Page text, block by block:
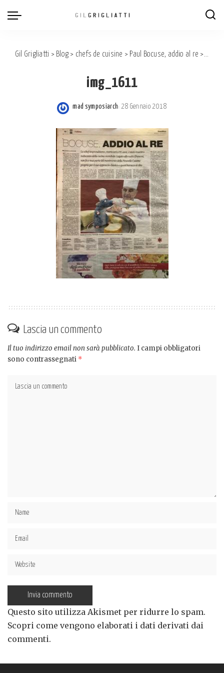
Gil Grigliatti > Blog > chefs de cuisine > Paul Bocuse, addio al re >
img_1611
Posted
mad symposiarch 28 Gennaio 2018
Lascia un commento
Il tuo indirizzo email non sarà pubblicato. I campi obbligatori
sono contrassegnati *
Questo sito utilizza Akismet per ridurre lo spam.
Scopri come vengono elaborati i dati derivati dai
commenti.